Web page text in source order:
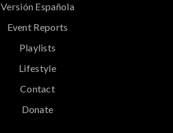
Versión Española
Event Reports
Playlists
Lifestyle
Contact
Donate